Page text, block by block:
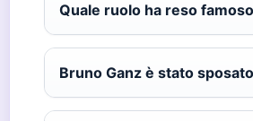
Quale ruolo ha reso
Bruno Ganz è stato